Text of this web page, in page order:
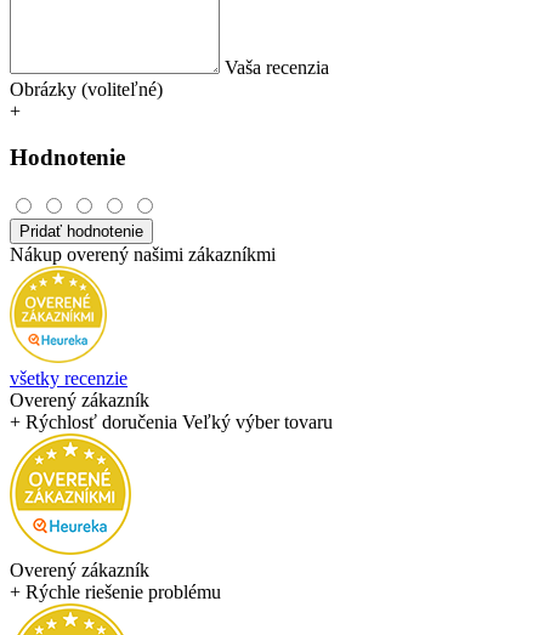
Vaša recenzia
Obrázky (voliteľné)
+
Hodnotenie
Pridať hodnotenie
Nákup overený našimi zákazníkmi
všetky recenzie
Overený zákazník
+ Rýchlosť doručenia Veľký výber tovaru
Overený zákazník
+ Rýchle riešenie problému